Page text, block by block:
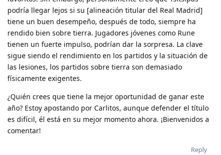
podría llegar lejos si su [alineación titular del Real Madrid]
tiene un buen desempeño, después de todo, siempre ha
rendido bien sobre tierra. Jugadores jóvenes como Rune
tienen un fuerte impulso, podrían dar la sorpresa. La clave
sigue siendo el rendimiento en los partidos y la situación de
las lesiones, los partidos sobre tierra son demasiado
físicamente exigentes.
¿Quién crees que tiene la mejor oportunidad de ganar este
año? Estoy apostando por Carlitos, aunque defender el título
es difícil, él está en su mejor momento ahora. ¡Bienvenidos a
comentar!
Reply